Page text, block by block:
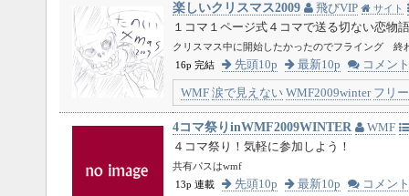
楽しいクリスマス2009 飛びVIP サイト
１コマ１ページ式４コマで送る切ない恋
クリスマス中に開始したかったのでフライング 終
16p 完結
先頭10p 最新10p コメント
WMF 涙で見えない WMF2009winter フリ
4コマ祭りinWMF2009WINTER
WMF
４コマ祭り！気軽に参加しよう！
共有パスはwmf
13p 連載
先頭10p 最新10p コメント